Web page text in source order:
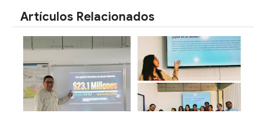
Artículos Relacionados